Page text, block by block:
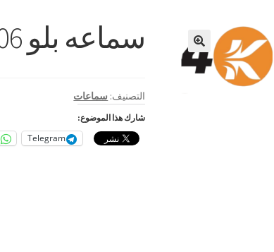
🔍
سماعه بلو 06
التصنيف: سماعات
شارك هذا الموضوع:
Telegram